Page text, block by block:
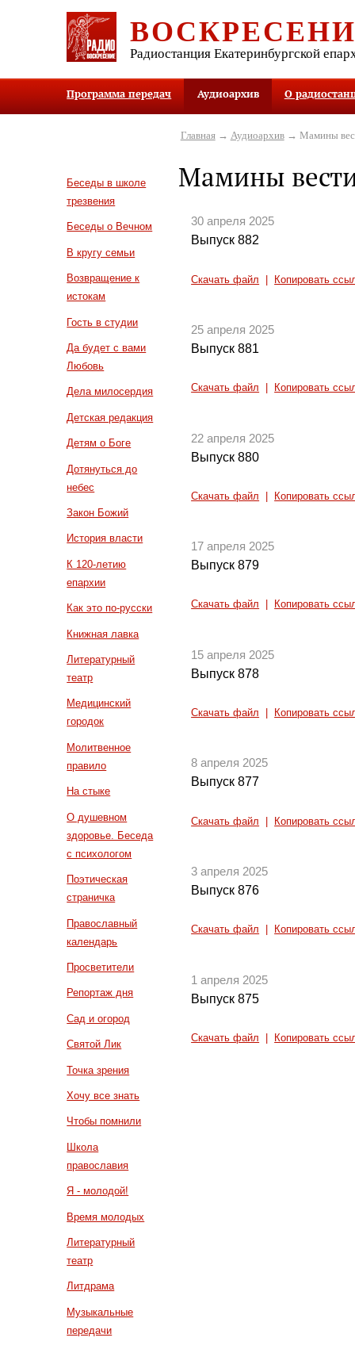
Радиостанция Екатеринбургской
Программа передач Аудиоархив О
Беседы в школе
трезвения
Беседы о Вечном
В кругу семьи
Возвращение к
истокам
Гость в студии
Да будет с вами
Любовь
Дела милосердия
Детская редакция
Детям о Боге
Дотянуться до
небес
Закон Божий
История власти
К 120-летию
епархии
Как это по-русски
Книжная лавка
Литературный
театр
Медицинский
городок
Молитвенное
правило
На стыке
О душевном
здоровье. Беседа
с психологом
Поэтическая
страничка
Православный
календарь
Просветители
Репортаж дня
Сад и огород
Святой Лик
Точка зрения
Хочу все знать
Чтобы помнили
Школа
православия
Я - молодой!
Время молодых
Литературный
театр
Литдрама
Музыкальные
передачи
Главная→ Аудиоархив→ Мамины
Мамины
30 апреля 2025
Выпуск 882
Скачать файл Копировать
25 апреля 2025
Выпуск 881
Скачать файл Копировать
22 апреля 2025
Выпуск 880
Скачать файл Копировать
17 апреля 2025
Выпуск 879
Скачать файл Копировать
15 апреля 2025
Выпуск 878
Скачать файл Копировать
8 апреля 2025
Выпуск 877
Скачать файл Копировать
3 апреля 2025
Выпуск 876
Скачать файл Копировать
1 апреля 2025
Выпуск 875
Скачать файл Копировать